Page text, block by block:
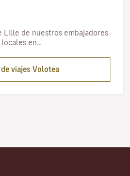
Lille de nuestros embajadores
locales en…
de viajes Volotea